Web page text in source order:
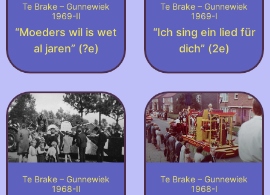
Te Brake – Gunnewiek
1969-II
“Moeders wil is wet
al jaren” (?e)
Te Brake – Gunnewiek
1969-I
“Ich sing ein lied für
dich” (2e)
Te Brake – Gunnewiek
1968-II
Te Brake – Gunnewiek
1968-I